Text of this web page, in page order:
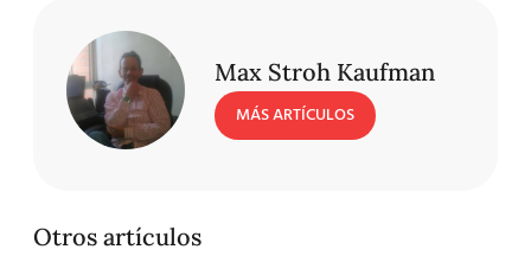
Max Stroh Kaufman
MÁS ARTÍCULOS
Otros artículos